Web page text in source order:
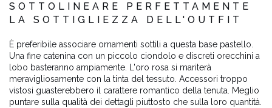
SOTTOLINEARE PERFETTAMENTE
LA SOTTIGLIEZZA DELL'OUTFIT
È preferibile associare ornamenti sottili a questa base pastello.
Una fine catenina con un piccolo ciondolo e discreti orecchini a
lobo basteranno ampiamente. L'oro rosa si mariterà
meravigliosamente con la tinta del tessuto. Accessori troppo
vistosi guasterebbero il carattere romantico della tenuta. Meglio
puntare sulla qualità dei dettagli piuttosto che sulla loro quantità.